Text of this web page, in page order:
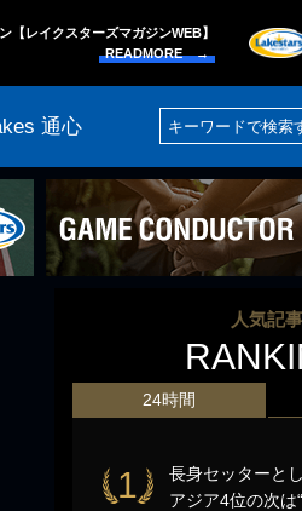
【レイクスターズマガジンWEB】
READMORE →
通心
人気記事
24時間
1
長身セッターと
アジア4位の次は